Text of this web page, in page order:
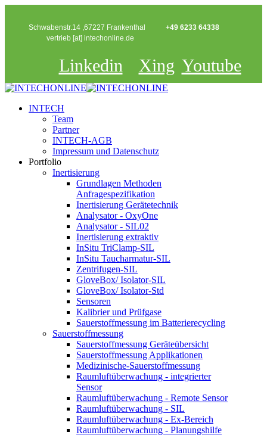
Schwabenstr.14 ,67227 Frankenthal
+49 6233 64338
vertrieb [at] intechonline.de
Linkedin Xing Youtube
INTECH
Team
Partner
INTECH-AGB
Impressum und Datenschutz
Portfolio
Inertisierung
Grundlagen Methoden
Anfragespezifikation
Inertisierung Gerätetechnik
Analysator - OxyOne
Analysator - SIL02
Inertisierung extraktiv
InSitu TriClamp-SIL
InSitu Taucharmatur-SIL
Zentrifugen-SIL
GloveBox/ Isolator-SIL
GloveBox/ Isolator-Std
Sensoren
Kalibrier und Prüfgase
Sauerstoffmessung im Batterierecycling
Sauerstoffmessung
Sauerstoffmessung Geräteübersicht
Sauerstoffmessung Applikationen
Medizinische-Sauerstoffmessung
Raumluftüberwachung - integrierter
Sensor
Raumluftüberwachung - Remote Sensor
Raumluftüberwachung - SIL
Raumluftüberwachung - Ex-Bereich
Raumluftüberwachung - Planungshilfe